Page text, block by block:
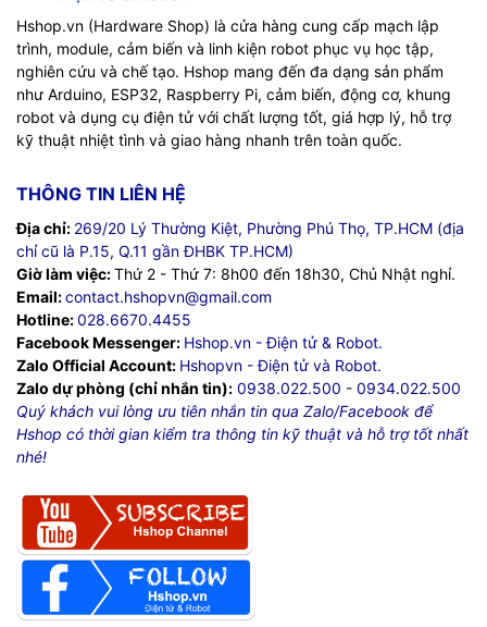
Hshop.vn (Hardware Shop) là cửa hàng cung cấp mạch lập
trình, module, cảm biến và linh kiện robot phục vụ học tập,
nghiên cứu và chế tạo. Hshop mang đến đa dạng sản phẩm
như Arduino, ESP32, Raspberry Pi, cảm biến, động cơ, khung
robot và dụng cụ điện tử với chất lượng tốt, giá hợp lý, hỗ trợ
kỹ thuật nhiệt tình và giao hàng nhanh trên toàn quốc.
THÔNG TIN LIÊN HỆ
Địa chỉ: 269/20 Lý Thường Kiệt, Phường Phú Thọ, TP.HCM (địa
chỉ cũ là P.15, Q.11 gần ĐHBK TP.HCM)
Giờ làm việc:Thứ 2 - Thứ 7: 8h00 đến 18h30, Chủ Nhật nghỉ.
Email:contact.hshopvn@gmail.com
Hotline:028.6670.4455
Facebook Messenger: Hshop.vn - Điện tử & Robot.
Zalo Official Account: Hshopvn - Điện tử và Robot.
Zalo dự phòng (chỉ nhắn tin): 0938.022.500 - 0934.022.500
Quý khách vui lòng ưu tiên nhắn tin qua Zalo/Facebook để
Hshop có thời gian kiểm tra thông tin kỹ thuật và hỗ trợ tốt nhất
nhé!